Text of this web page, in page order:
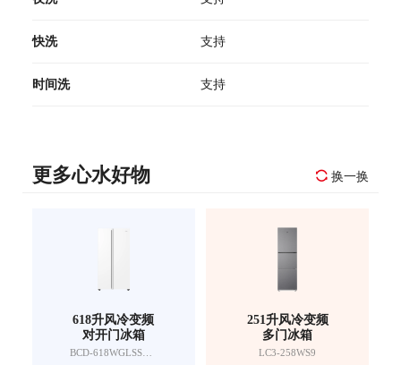
快洗 支持
时间洗 支持
更多心水好物 换一换
618升风冷变频
对开门冰箱
BCD-618WGLSSEDW9
251升风冷变频
多门冰箱
LC3-258WS9